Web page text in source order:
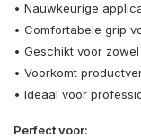
• Nauwkeurige
• Comfortabele grip
• Geschikt voor
• Voorkomt
• Ideaal voor
Perfect voor: